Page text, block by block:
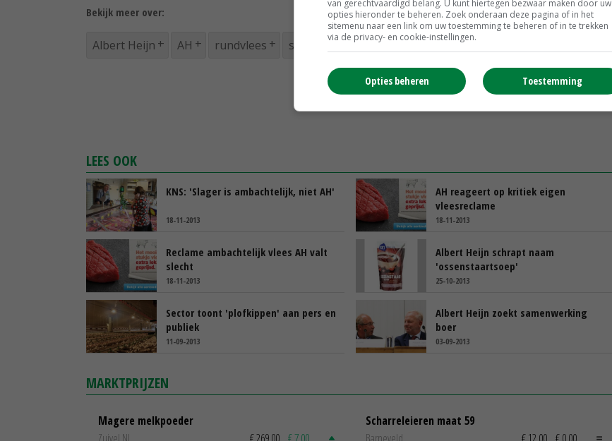
Bekijk meer over:
Albert Heijn AH rundvlees slager slagers
LEES OOK
KNS: 'Slager is ambachtelijk, niet AH'
18-11-2013
AH reageert op kritiek eigen
vleesreclame
18-11-2013
Reclame ambachtelijk vlees AH valt
slecht
18-11-2013
Albert Heijn schrapt naam
'ossenstaartsoep'
25-10-2013
Sector toont 'plofkippen' aan pers en
publiek
11-09-2013
Albert Heijn zoekt samenwerking
boer
03-09-2013
MARKTPRIJZEN
Magere melkpoeder
Scharreleieren maat 59
van gerechtvaardigd belang. U kunt hiertegen bezwaar maken door uw
opties hieronder te beheren. Zoek onderaan deze pagina of in het
sitemenu naar een link om uw toestemming te beheren of in te trekken
via de privacy- en cookie-instellingen.
Toestemming
Opties beheren